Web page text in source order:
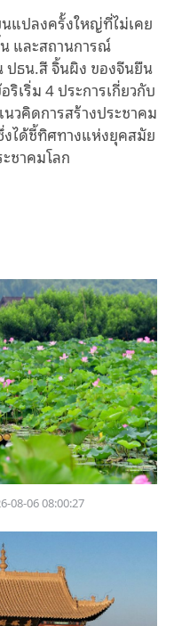
แปลงครั้งใหญ่ที่ไม่เคย
และสถานการณ์
ปธน.สี จิ้นผิง ของจีนยืน
เริ่ม 4 ประการเกี่ยวกับ
วคิดการสร้างประชาคม
ได้ชี้ทิศทางแห่งยุคสมัย
ชาคมโลก
08-06 08:00:27